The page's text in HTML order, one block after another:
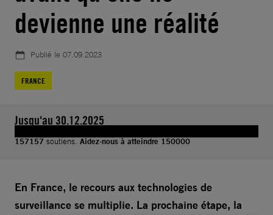
devienne une réalité
Publié le 07.09.2023
FRANCE
Jusqu'au 30.12.2025
157157 soutiens. Aidez-nous à atteindre 150000
En France, le recours aux technologies de
surveillance se multiplie. La prochaine étape, la